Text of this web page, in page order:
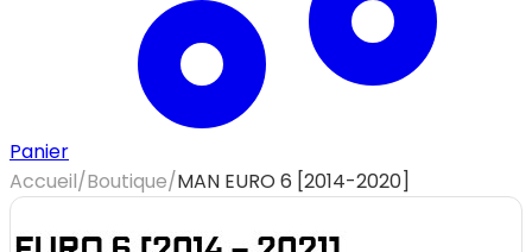
Panier
Accueil/Boutique/MAN EURO 6 [2014-2020]